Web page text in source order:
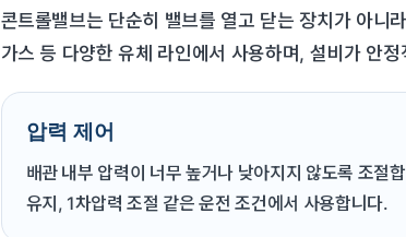
콘트롤밸브는 단순히 밸브를 열고 닫는 장치가 아니
가스 등 다양한 유체 라인에서 사용하며, 설비가 안
압력 제어
배관 내부 압력이 너무 높거나 낮아지지 않도록 조절
유지, 1차압력 조절 같은 운전 조건에서 사용합니다.